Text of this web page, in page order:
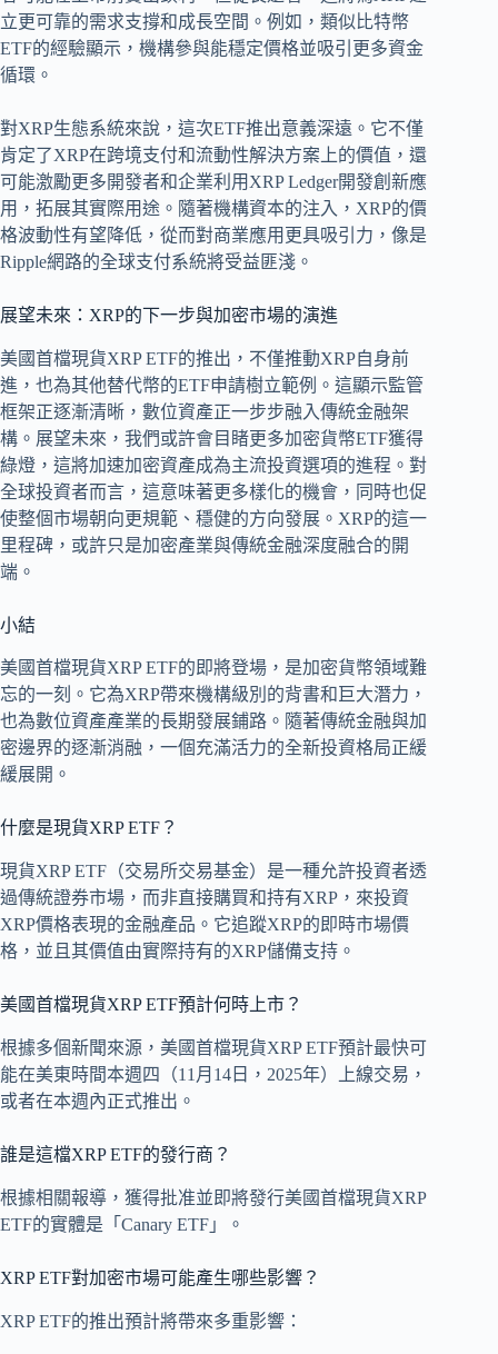
立更可靠的需求支撐和成長空間。例如，類似比特幣
ETF的經驗顯示，機構參與能穩定價格並吸引更多資金
循環。
對XRP生態系統來說，這次ETF推出意義深遠。它不僅
肯定了XRP在跨境支付和流動性解決方案上的價值，還
可能激勵更多開發者和企業利用XRP Ledger開發創新應
用，拓展其實際用途。隨著機構資本的注入，XRP的價
格波動性有望降低，從而對商業應用更具吸引力，像是
Ripple網路的全球支付系統將受益匪淺。
展望未來：XRP的下一步與加密市場的演進
美國首檔現貨XRP ETF的推出，不僅推動XRP自身前
進，也為其他替代幣的ETF申請樹立範例。這顯示監管
框架正逐漸清晰，數位資產正一步步融入傳統金融架
構。展望未來，我們或許會目睹更多加密貨幣ETF獲得
綠燈，這將加速加密資產成為主流投資選項的進程。對
全球投資者而言，這意味著更多樣化的機會，同時也促
使整個市場朝向更規範、穩健的方向發展。XRP的這一
里程碑，或許只是加密產業與傳統金融深度融合的開
端。
小結
美國首檔現貨XRP ETF的即將登場，是加密貨幣領域難
忘的一刻。它為XRP帶來機構級別的背書和巨大潛力，
也為數位資產產業的長期發展鋪路。隨著傳統金融與加
密邊界的逐漸消融，一個充滿活力的全新投資格局正緩
緩展開。
什麼是現貨XRP ETF？
現貨XRP ETF（交易所交易基金）是一種允許投資者透
過傳統證券市場，而非直接購買和持有XRP，來投資
XRP價格表現的金融產品。它追蹤XRP的即時市場價
格，並且其價值由實際持有的XRP儲備支持。
美國首檔現貨XRP ETF預計何時上市？
根據多個新聞來源，美國首檔現貨XRP ETF預計最快可
能在美東時間本週四（11月14日，2025年）上線交易，
或者在本週內正式推出。
誰是這檔XRP ETF的發行商？
根據相關報導，獲得批准並即將發行美國首檔現貨XRP
ETF的實體是「Canary ETF」。
XRP ETF對加密市場可能產生哪些影響？
XRP ETF的推出預計將帶來多重影響：